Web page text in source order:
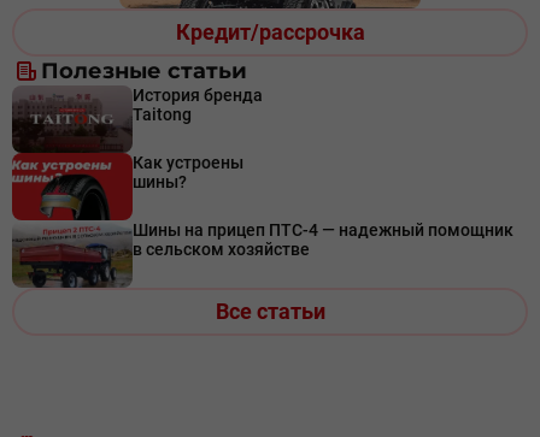
Кредит/рассрочка
Полезные статьи
История бренда
Taitong
Как устроены
шины?
Шины на прицеп ПТС-4 — надежный помощник
в сельском хозяйстве
Все статьи